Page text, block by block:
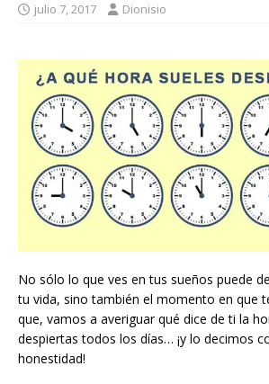
julio 7, 2017 Dionisio
No sólo lo que ves en tus sueños puede
tu vida, sino también el momento en que
que, vamos a averiguar qué dice de ti la
despiertas todos los días… ¡y lo decimos
honestidad!